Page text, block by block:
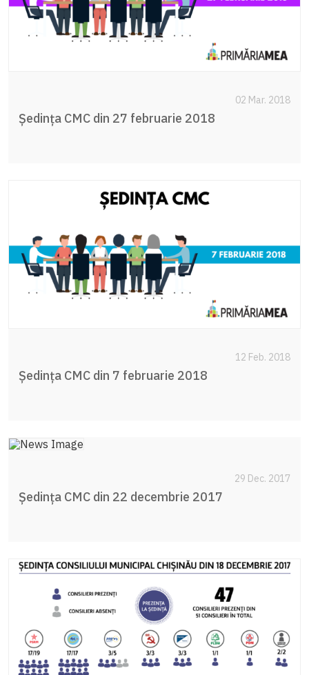
02 Mar. 2018
Ședința CMC din 27 februarie 2018
12 Feb. 2018
Ședința CMC din 7 februarie 2018
29 Dec. 2017
Ședința CMC din 22 decembrie 2017